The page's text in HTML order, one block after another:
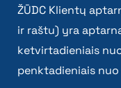
ŽŪDC Klientų
ir raštu) yra
ketvirtadieniais
penktadieniais nuo